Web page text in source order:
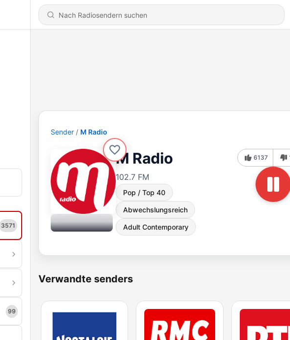
3571
99
Sender M Radio
M Radio
102.7 FM
Pop / Top 40
Abwechslungsreich
Adult Contemporary
6137
Verwandte senders